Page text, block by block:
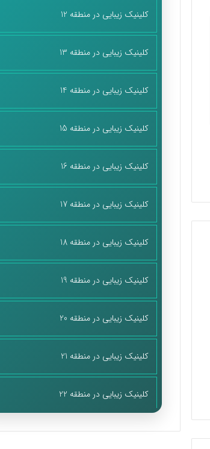
کلینیک زیبایی در منطقه 12
کلینیک زیبایی در منطقه 13
کلینیک زیبایی در منطقه 14
کلینیک زیبایی در منطقه 15
کلینیک زیبایی در منطقه 16
کلینیک زیبایی در منطقه 17
کلینیک زیبایی در منطقه 18
کلینیک زیبایی در منطقه 19
کلینیک زیبایی در منطقه 20
کلینیک زیبایی در منطقه 21
کلینیک زیبایی در منطقه 22